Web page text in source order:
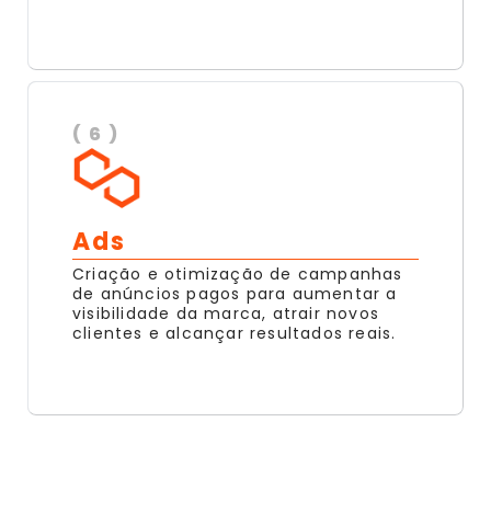
( 6 )
Ads
Criação e otimização de campanhas
de anúncios pagos para aumentar a
visibilidade da marca, atrair novos
clientes e alcançar resultados reais.